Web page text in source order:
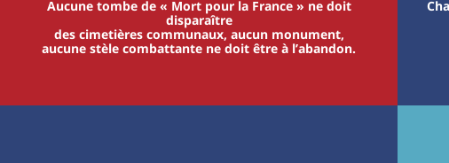
Aucune tombe de « Mort pour la France » ne doit
disparaître
des cimetières communaux, aucun monument,
aucune stèle combattante ne doit être à l’abandon.